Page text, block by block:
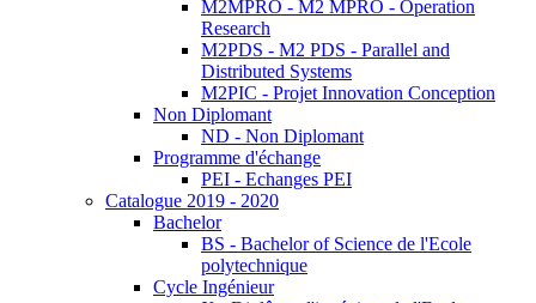
M2MPRO - M2 MPRO - Operation
Research
M2PDS - M2 PDS - Parallel and
Distributed Systems
M2PIC - Projet Innovation Conception
Non Diplomant
ND - Non Diplomant
Programme d'échange
PEI - Echanges PEI
Catalogue 2019 - 2020
Bachelor
BS - Bachelor of Science de l'Ecole
polytechnique
Cycle Ingénieur